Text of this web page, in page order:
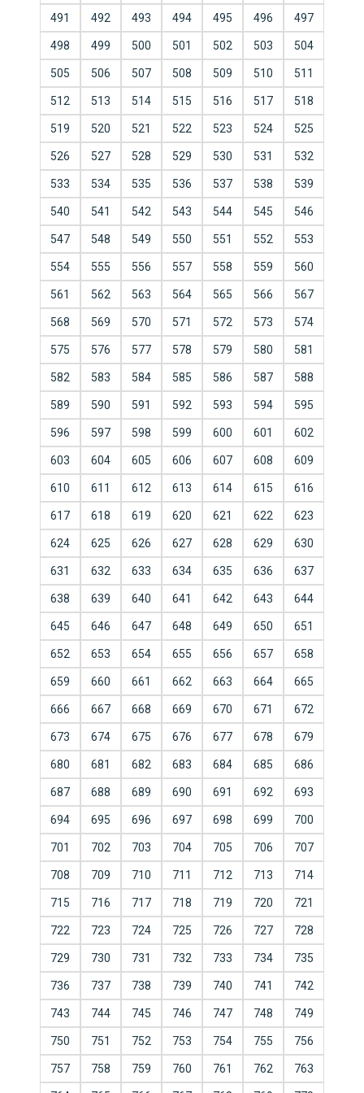
491 492 493 494 495 496 497
498 499 500 501 502 503 504
505 506 507 508 509 510 511
512 513 514 515 516 517 518
519 520 521 522 523 524 525
526 527 528 529 530 531 532
533 534 535 536 537 538 539
540 541 542 543 544 545 546
547 548 549 550 551 552 553
554 555 556 557 558 559 560
561 562 563 564 565 566 567
568 569 570 571 572 573 574
575 576 577 578 579 580 581
582 583 584 585 586 587 588
589 590 591 592 593 594 595
596 597 598 599 600 601 602
603 604 605 606 607 608 609
610 611 612 613 614 615 616
617 618 619 620 621 622 623
624 625 626 627 628 629 630
631 632 633 634 635 636 637
638 639 640 641 642 643 644
645 646 647 648 649 650 651
652 653 654 655 656 657 658
659 660 661 662 663 664 665
666 667 668 669 670 671 672
673 674 675 676 677 678 679
680 681 682 683 684 685 686
687 688 689 690 691 692 693
694 695 696 697 698 699 700
701 702 703 704 705 706 707
708 709 710 711 712 713 714
715 716 717 718 719 720 721
722 723 724 725 726 727 728
729 730 731 732 733 734 735
736 737 738 739 740 741 742
743 744 745 746 747 748 749
750 751 752 753 754 755 756
757 758 759 760 761 762 763